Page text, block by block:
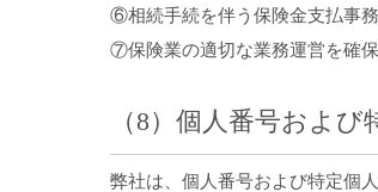
⑥相続手続を伴う保険金支払事
⑦保険業の適切な業務運営を確
（8）個人番号およ
弊社は、個人番号および特定個